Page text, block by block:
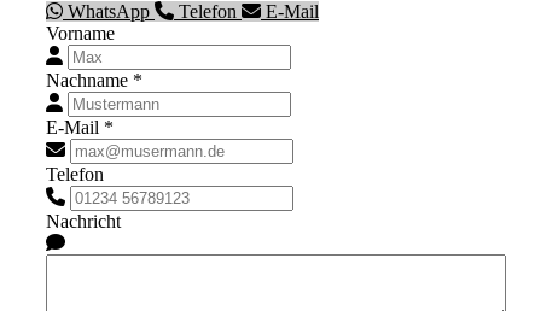
WhatsApp Telefon
E-Mail
Vorname
Nachname *
E-Mail *
Telefon
Nachricht